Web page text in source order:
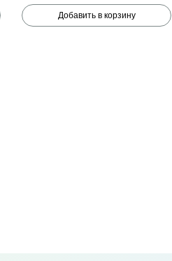
Добавить в корзину